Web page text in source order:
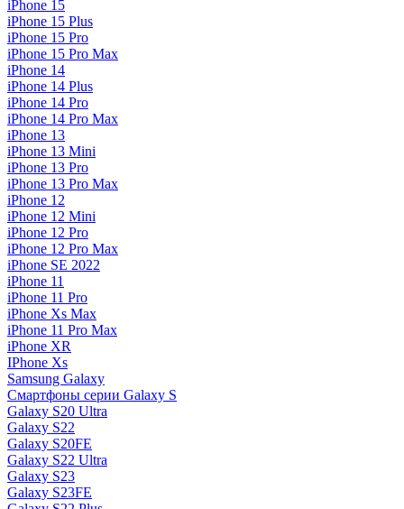
iPhone 15
iPhone 15 Plus
iPhone 15 Pro
iPhone 15 Pro Max
iPhone 14
iPhone 14 Plus
iPhone 14 Pro
iPhone 14 Pro Max
iPhone 13
iPhone 13 Mini
iPhone 13 Pro
iPhone 13 Pro Max
iPhone 12
iPhone 12 Mini
iPhone 12 Pro
iPhone 12 Pro Max
iPhone SE 2022
iPhone 11
iPhone 11 Pro
iPhone Xs Max
iPhone 11 Pro Max
iPhone XR
IPhone Xs
Samsung Galaxy
Смартфоны серии Galaxy S
Galaxy S20 Ultra
Galaxy S22
Galaxy S20FE
Galaxy S22 Ultra
Galaxy S23
Galaxy S23FE